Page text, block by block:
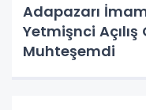
Adapazarı
Yetmişnci
Muhteşemdi